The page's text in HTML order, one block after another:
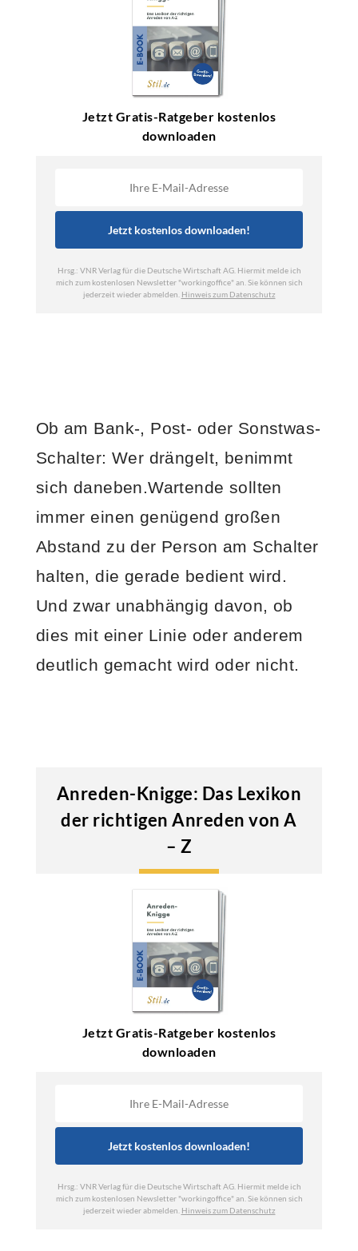
Ob am Bank-, Post- oder Sonstwas-
Schalter: Wer drängelt, benimmt
sich daneben.Wartende sollten
immer einen genügend großen
Abstand zu der Person am Schalter
halten, die gerade bedient wird.
Und zwar unabhängig davon, ob
dies mit einer Linie oder anderem
deutlich gemacht wird oder nicht.